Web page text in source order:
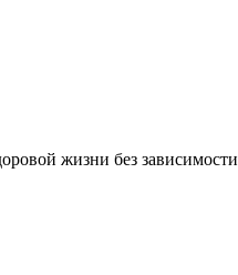
жизни без зависимости